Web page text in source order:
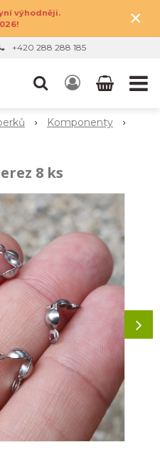
výhodněji.
×
+420 288 288 185
Komponenty
8 ks